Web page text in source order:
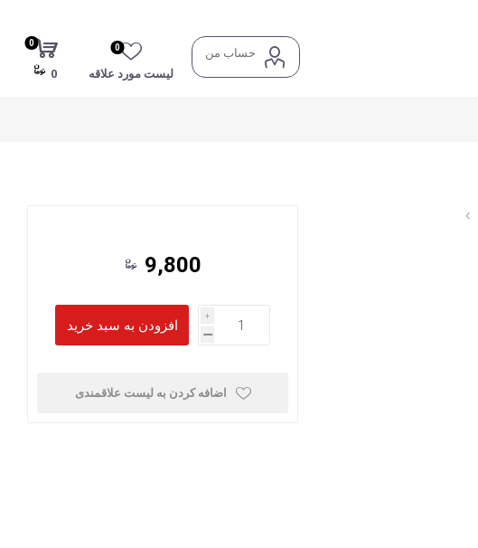
حساب من
لیست مورد علاقه
0
0
0
9,800
i
h
اضافه کردن به لیست علاقمندی